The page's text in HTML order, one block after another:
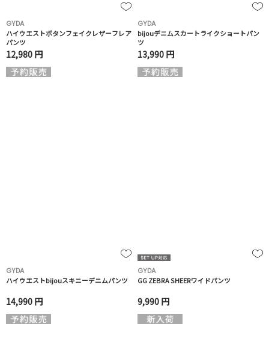
GYDA
ハイウエストボタンフェイクレザーフレア
パンツ
12,980 円
GYDA
bijouデニムスカートライクショートパン
ツ
13,990 円
GYDA
ハイウエストbijouスキニーデニムパンツ
14,990 円
GYDA
GG ZEBRA SHEERワイドパンツ
9,990 円